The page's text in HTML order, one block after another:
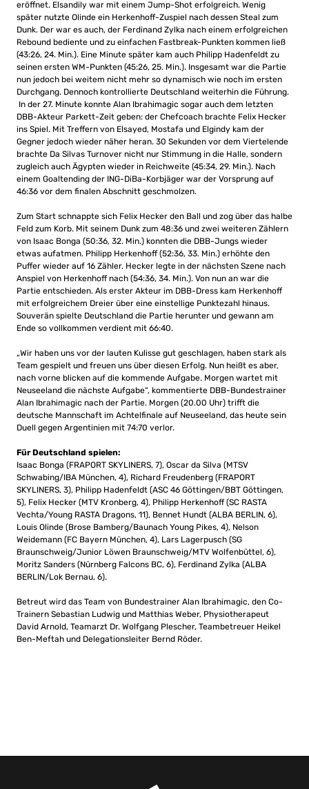
eröffnet. Elsandily war mit einem Jump-Shot erfolgreich. Wenig
später nutzte Olinde ein Herkenhoff-Zuspiel nach dessen Steal zum
Dunk. Der war es auch, der Ferdinand Zylka nach einem erfolgreichen
Rebound bediente und zu einfachen Fastbreak-Punkten kommen ließ
(43:26, 24. Min.). Eine Minute später kam auch Philipp Hadenfeldt zu
seinen ersten WM-Punkten (45:26, 25. Min.). Insgesamt war die Partie
nun jedoch bei weitem nicht mehr so dynamisch wie noch im ersten
Durchgang. Dennoch kontrollierte Deutschland weiterhin die Führung.
In der 27. Minute konnte Alan Ibrahimagic sogar auch dem letzten
DBB-Akteur Parkett-Zeit geben: der Chefcoach brachte Felix Hecker
ins Spiel. Mit Treffern von Elsayed, Mostafa und Elgindy kam der
Gegner jedoch wieder näher heran. 30 Sekunden vor dem Viertelende
brachte Da Silvas Turnover nicht nur Stimmung in die Halle, sondern
zugleich auch Ägypten wieder in Reichweite (45:34, 29. Min.). Nach
einem Goaltending der ING-DiBa-Korbjäger war der Vorsprung auf
46:36 vor dem finalen Abschnitt geschmolzen.
Zum Start schnappte sich Felix Hecker den Ball und zog über das halbe
Feld zum Korb. Mit seinem Dunk zum 48:36 und zwei weiteren Zählern
von Isaac Bonga (50:36, 32. Min.) konnten die DBB-Jungs wieder
etwas aufatmen. Philipp Herkenhoff (52:36, 33. Min.) erhöhte den
Puffer wieder auf 16 Zähler. Hecker legte in der nächsten Szene nach
Anspiel von Herkenhoff nach (54:36, 34. Min.). Von nun an war die
Partie entschieden. Als erster Akteur im DBB-Dress kam Herkenhoff
mit erfolgreichem Dreier über eine einstellige Punktezahl hinaus.
Souverän spielte Deutschland die Partie herunter und gewann am
Ende so vollkommen verdient mit 66:40.
„Wir haben uns vor der lauten Kulisse gut geschlagen, haben stark als
Team gespielt und freuen uns über diesen Erfolg. Nun heißt es aber,
nach vorne blicken auf die kommende Aufgabe. Morgen wartet mit
Neuseeland die nächste Aufgabe“, kommentierte DBB-Bundestrainer
Alan Ibrahimagic nach der Partie. Morgen (20.00 Uhr) trifft die
deutsche Mannschaft im Achtelfinale auf Neuseeland, das heute sein
Duell gegen Argentinien mit 74:70 verlor.
Für Deutschland spielen:
Isaac Bonga (FRAPORT SKYLINERS, 7), Oscar da Silva (MTSV
Schwabing/IBA München, 4), Richard Freudenberg (FRAPORT
SKYLINERS, 3), Philipp Hadenfeldt (ASC 46 Göttingen/BBT Göttingen,
5), Felix Hecker (MTV Kronberg, 4), Philipp Herkenhoff (SC RASTA
Vechta/Young RASTA Dragons, 11), Bennet Hundt (ALBA BERLIN, 6),
Louis Olinde (Brose Bamberg/Baunach Young Pikes, 4), Nelson
Weidemann (FC Bayern München, 4), Lars Lagerpusch (SG
Braunschweig/Junior Löwen Braunschweig/MTV Wolfenbüttel, 6),
Moritz Sanders (Nürnberg Falcons BC, 6), Ferdinand Zylka (ALBA
BERLIN/Lok Bernau, 6).
Betreut wird das Team von Bundestrainer Alan Ibrahimagic, den Co-
Trainern Sebastian Ludwig und Matthias Weber, Physiotherapeut
David Arnold, Teamarzt Dr. Wolfgang Plescher, Teambetreuer Heikel
Ben-Meftah und Delegationsleiter Bernd Röder.